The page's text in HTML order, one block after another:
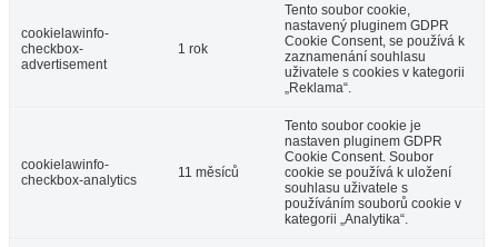
cookielawinfo-
checkbox-
advertisement
1 rok
Tento soubor cookie,
nastavený pluginem GDPR
Cookie Consent, se používá k
zaznamenání souhlasu
uživatele s cookies v kategorii
„Reklama“.
cookielawinfo-
checkbox-analytics
11 měsíců
Tento soubor cookie je
nastaven pluginem GDPR
Cookie Consent. Soubor
cookie se používá k uložení
souhlasu uživatele s
používáním souborů cookie v
kategorii „Analytika“.